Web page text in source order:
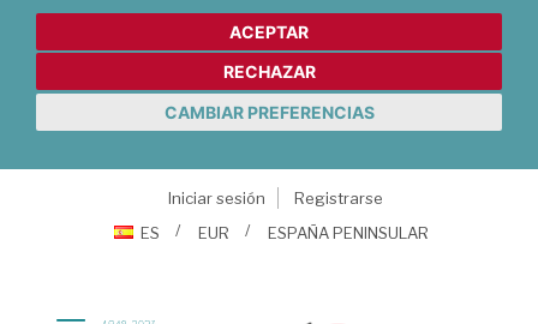
ACEPTAR
RECHAZAR
CAMBIAR PREFERENCIAS
Iniciar sesión
Registrarse
ES
EUR ESPAÑA PENINSULAR